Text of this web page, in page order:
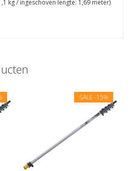
kg / ingeschoven lengte: 1,69 meter)
SALE -15%